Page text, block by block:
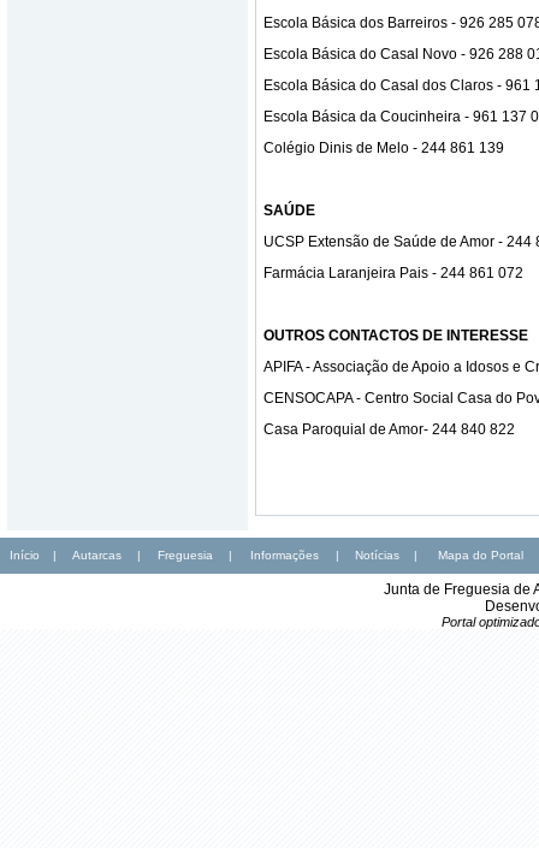
Escola Básica dos Barreiros - 926 285
Escola Básica do Casal Novo - 926 288
Escola Básica do Casal dos Claros - 961
Escola Básica da Coucinheira - 961 137
Colégio Dinis de Melo - 244 861 139
SAÚDE
UCSP Extensão de Saúde de Amor - 244
Farmácia Laranjeira Pais - 244 861 072
OUTROS CONTACTOS DE INTERESSE
APIFA - Associação de Apoio a Idosos e
CENSOCAPA - Centro Social Casa do
Casa Paroquial de Amor- 244 840 822
Início | Autarcas | Freguesia | Informações | Notícias | Mapa do Portal
Junta de Freguesia de
Portal